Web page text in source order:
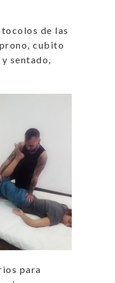
de las
cubito
sentado,
para